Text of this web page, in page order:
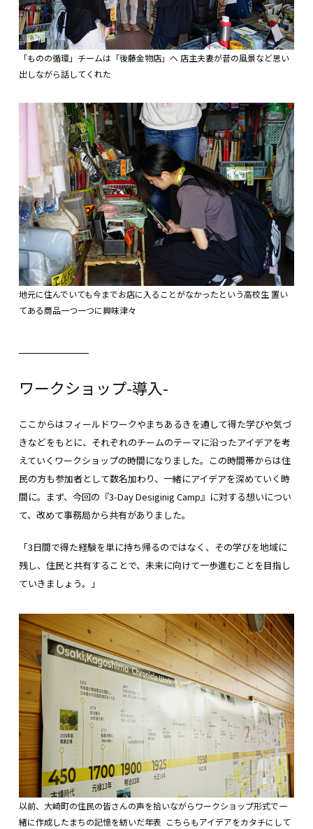
「ものの循環」チームは「後藤金物店」へ 店主夫妻が昔の風景など思い
出しながら話してくれた
地元に住んでいても今までお店に入ることがなかったという高校生 置い
てある商品一つ一つに興味津々
ワークショップ-導入-
ここからはフィールドワークやまちあるきを通して得た学びや気づ
きなどをもとに、それぞれのチームのテーマに沿ったアイデアを考
えていくワークショップの時間になりました。この時間帯からは住
民の方も参加者として数名加わり、一緒にアイデアを深めていく時
間に。まず、今回の『3-Day Desiginig Camp』に対する想いについ
て、改めて事務局から共有がありました。
「3日間で得た経験を単に持ち帰るのではなく、その学びを地域に
残し、住民と共有することで、未来に向けて一歩進むことを目指し
ていきましょう。」
以前、大崎町の住民の皆さんの声を拾いながらワークショップ形式で一
緒に作成したまちの記憶を紡いだ年表 こちらもアイデアをカタチにして